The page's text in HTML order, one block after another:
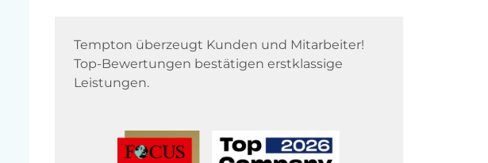
Tempton überzeugt Kunden und Mitarbeiter!
Top-Bewertungen bestätigen erstklassige
Leistungen.